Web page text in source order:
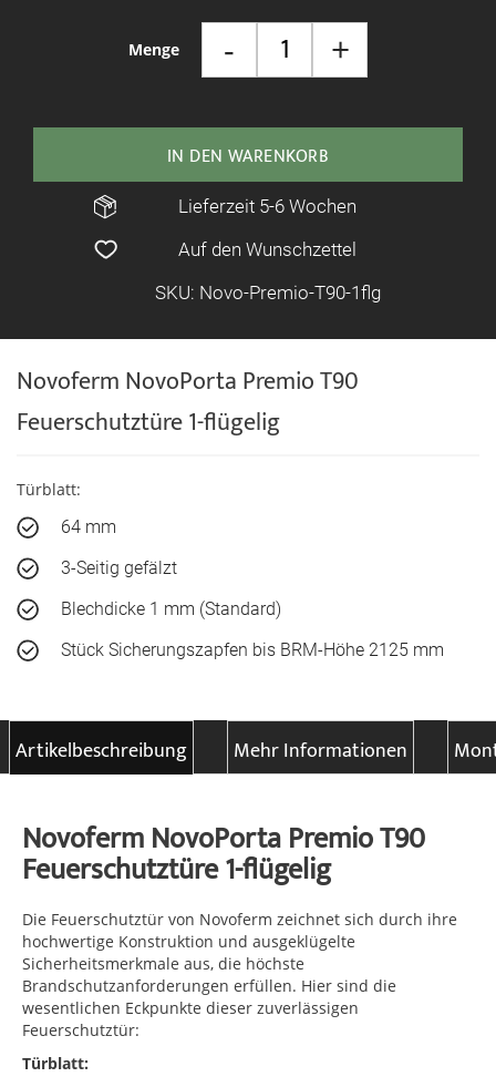
Novoferm NovoPorta Premio T90
Feuerschutztüre 1-flügelig
Menge - +
IN DEN WARENKORB
Lieferzeit 5-6 Wochen
Auf den Wunschzettel
SKU: Novo-Premio-T90-1flg
Türblatt:
64 mm
3-Seitig gefälzt
Blechdicke 1 mm (Standard)
Stück Sicherungszapfen bis BRM-Höhe 2125 mm
Artikelbeschreibung Mehr Informationen
Novoferm NovoPorta Premio T90
Feuerschutztüre 1-flügelig
Die Feuerschutztür von Novoferm zeichnet sich durch ihre
hochwertige Konstruktion und ausgeklügelte
Sicherheitsmerkmale aus, die höchste
Brandschutzanforderungen erfüllen. Hier sind die
wesentlichen Eckpunkte dieser zuverlässigen
Feuerschutztür:
Türblatt: